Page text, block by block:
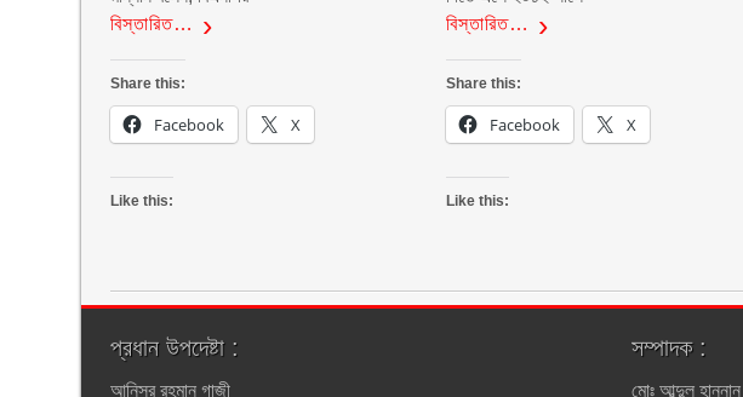
বিস্তারিত…
Share this:
Facebook X
Like this:
বিস্তারিত…
Share this:
Facebook X
Like this:
প্রধান উপদেষ্টা :
আনিসুর রহমান গাজী
সম্পাদক :
মোঃ আব্দুল হান্নান